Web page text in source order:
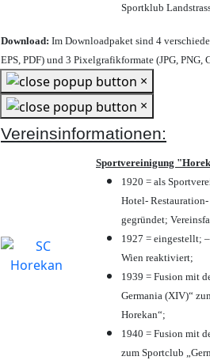
Sportklub
Download: Im Downloadpaket sind 4
EPS, PDF) und 3 Pixelgrafikformate (JPG, PNG,
×
×
Vereinsinformationen:
Sportvereinigung
1920 = als
Hotel-
gegründet;
1927 = eingestellt;
Wien reaktiviert;
1939 = Fusion mit
Germania (XIV)“
Horekan“;
1940 = Fusion mit
zum Sportclub